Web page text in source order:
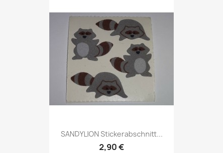
SANDYLION Stickerabschnitt...
2,90 €